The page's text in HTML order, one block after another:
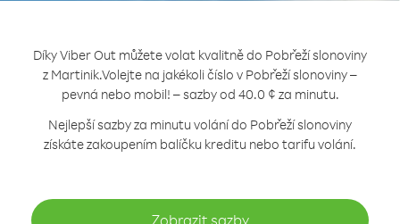
Díky Viber Out můžete volat kvalitně do Pobřeží slonoviny
z Martinik.Volejte na jakékoli číslo v Pobřeží slonoviny –
pevná nebo mobil! – sazby od 40.0 ¢ za minutu.
Nejlepší sazby za minutu volání do Pobřeží slonoviny
získáte zakoupením balíčku kreditu nebo tarifu volání.
Zobrazit sazby